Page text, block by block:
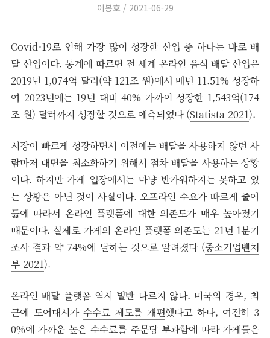
Author
이봉호
Posted
2021-06-29
Covid-19로 인해 가장 많이 성장한 산업 중 하나는 바로 배
달 산업이다. 통계에 따르면 전 세계 온라인 음식 배달 산업은
2019년 1,074억 달러(약 121조 원)에서 매년 11.51% 성장하
여 2023년에는 19년 대비 40% 가까이 성장한 1,543억(174
조 원) 달러까지 성장할 것으로 예측되었다 (Statista 2021).
시장이 빠르게 성장하면서 이전에는 배달을 사용하지 않던 사
람마저 대면을 최소화하기 위해서 점차 배달을 사용하는 상황
이다. 하지만 가게 입장에서는 마냥 반가워하지는 못하고 있
는 상황은 아닌 것이 사실이다. 오프라인 수요가 빠르게 줄어
듦에 따라서 온라인 플랫폼에 대한 의존도가 매우 높아졌기
때문이다. 실제로 가게의 온라인 플랫폼 의존도는 21년 1분기
조사 결과 약 74%에 달하는 것으로 알려졌다 (중소기업벤처
부 2021).
온라인 배달 플랫폼 역시 별반 다르지 않다. 미국의 경우, 최
근에 도어대시가수수료 제도를 개편했다고 하나, 여전히 3
0%에 가까운 높은 수수료를 주문당 부과함에 따라 가게들은